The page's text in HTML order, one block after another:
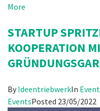
More
STARTUP
KOOPERATION
By IdeentriebwerkIn
EventsPosted 23/05/2022